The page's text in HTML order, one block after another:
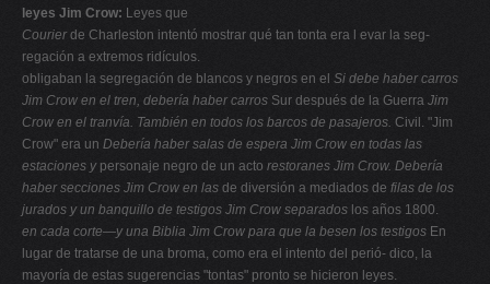
leyes Jim Crow: Leyes que
Courier de Charleston intentó mostrar qué tan tonta era l evar la seg-
regación a extremos ridículos.
obligaban la segregación de blancos y negros en el Si debe haber carros
Jim Crow en el tren, debería haber carros Sur después de la Guerra Jim
Crow en el tranvía. También en todos los barcos de pasajeros. Civil. "Jim
Crow" era un Debería haber salas de espera Jim Crow en todas las
estaciones ypersonaje negro de un acto restoranes Jim Crow. Debería
haber secciones Jim Crow en las de diversión a mediados de filas de los
jurados y un banquillo de testigos Jim Crow separados los años 1800.
en cada corte—y una Biblia Jim Crow para que la besen los testigos En
lugar de tratarse de una broma, como era el intento del perió- dico, la
mayoría de estas sugerencias "tontas" pronto se hicieron leyes.